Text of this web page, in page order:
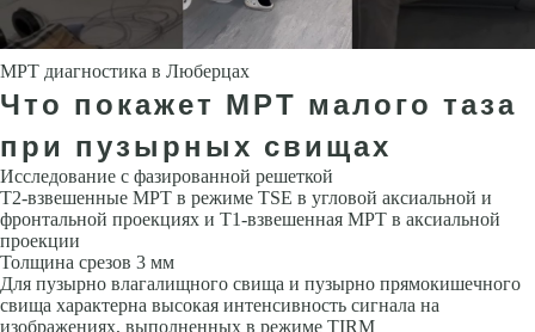
МРТ диагностика в Люберцах
Что покажет МРТ малого таза
при пузырных свищах
Исследование с фазированной решеткой
Т2-взвешенные МРТ в режиме TSE в угловой аксиальной и
фронтальной проекциях и Т1-взвешенная МРТ в аксиальной
проекции
Толщина срезов 3 мм
Для пузырно влагалищного свища и пузырно прямокишечного
свища характерна высокая интенсивность сигнала на
изображениях, выполненных в режиме TIRM